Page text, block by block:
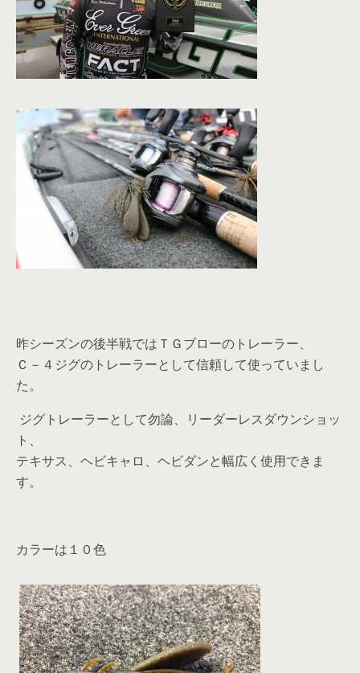
昨シーズンの後半戦ではＴＧブローのトレーラー、
Ｃ－４ジグのトレーラーとして信頼して使っていまし
た。
ジグトレーラーとして勿論、リーダーレスダウンショッ
ト、
テキサス、ヘビキャロ、ヘビダンと幅広く使用できま
す。
カラーは１０色